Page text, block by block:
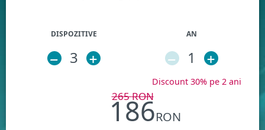
DISPOZITIVE
– 3 +
AN
– 1 +
Discount 30% pe 2 ani
265RON
186RON